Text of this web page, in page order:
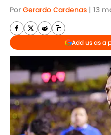
Por Gerardo Cardenas | 13
Add us as a